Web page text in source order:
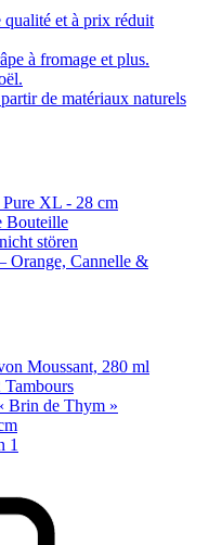
qualité et à prix réduit
à fromage et plus.
de matériaux naturels
Pure XL - 28 cm
Bouteille
stören
Orange, Cannelle &
Moussant, 280 ml
Tambours
Brin de Thym »
1